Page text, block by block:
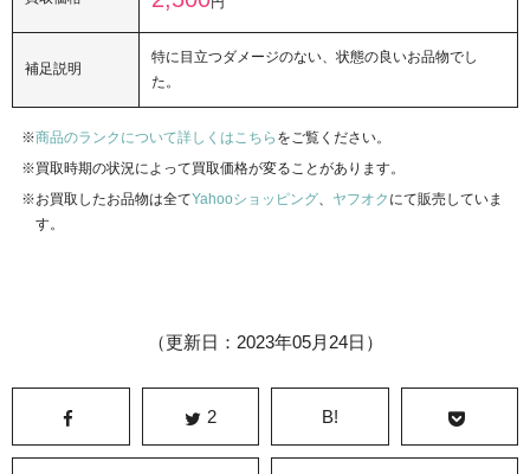
補足説明
特に目立つダメージのない、状態の良いお品物でし
た。
商品のランクについて詳しくはこちら をご覧ください。
買取時期の状況によって買取価格が変ることがあります。
お買取したお品物は全てYahooショッピング、 ヤフオク にて販売していま
す。
（更新日：2023年05月24日）
2 B!